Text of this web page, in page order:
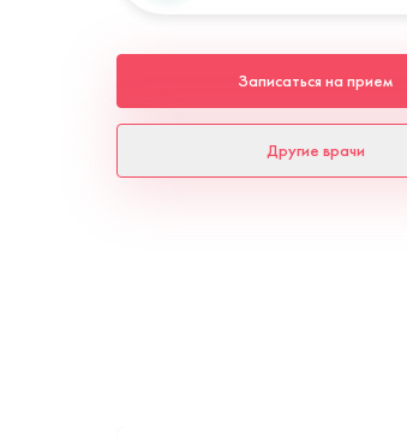
Записаться на прием
Другие врачи